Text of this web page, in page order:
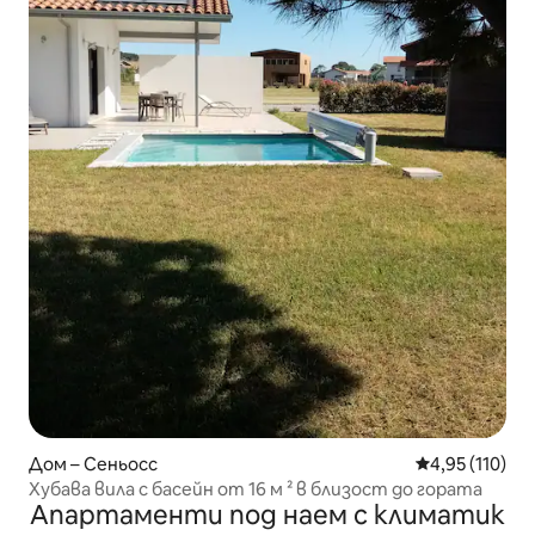
Дом – Сеньосс Средна
4,95 (110)
Хубава вила с басейн от 16 м ² в близост до гората
Апартаменти под наем с климатик